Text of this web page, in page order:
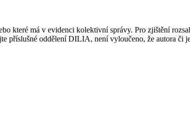
které má v evidenci kolektivní správy. Pro zjištění
příslušné oddělení DILIA, není vyloučeno, že autora či